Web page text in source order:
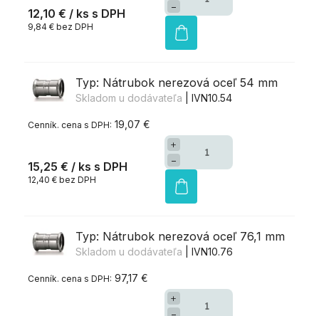
12,10 € / ks
9,84 € bez DPH
−
Typ: Nátrubok nerezová oceľ 54 mm
Skladom u dodávateľa | IVN10.54
19,07 €
15,25 € / ks
12,40 € bez DPH
+
−
Typ: Nátrubok nerezová oceľ 76,1 mm
Skladom u dodávateľa | IVN10.76
97,17 €
+
−